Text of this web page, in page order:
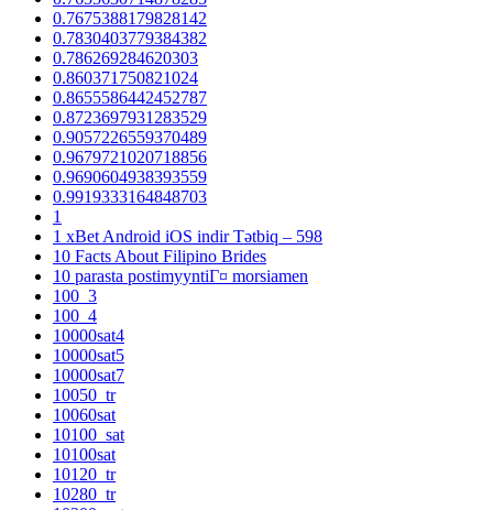
0.7675388179828142
0.7830403779384382
0.786269284620303
0.860371750821024
0.8655586442452787
0.8723697931283529
0.9057226559370489
0.9679721020718856
0.9690604938393559
0.9919333164848703
1
1 xBet Android iOS indir Tətbiq – 598
10 Facts About Filipino Brides
10 parasta postimyyntiГ¤ morsiamen
100_3
100_4
10000sat4
10000sat5
10000sat7
10050_tr
10060sat
10100_sat
10100sat
10120_tr
10280_tr